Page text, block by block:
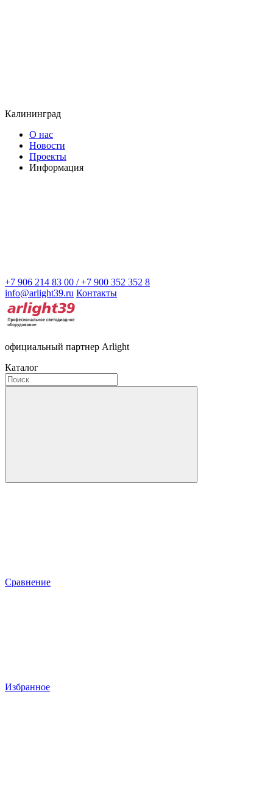
Калининград
О нас
Новости
Проекты
Информация
+7 906 214 83 00 / +7 900 352 352 8
info@arlight39.ru Контакты
официальный партнер Arlight
Каталог
Сравнение
Избранное